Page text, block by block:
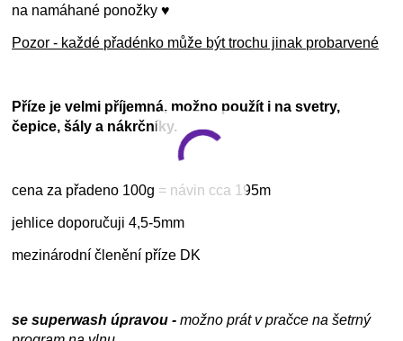
na namáhané ponožky ♥
Pozor - každé přadénko může být trochu jinak probarvené
Příze je velmi příjemná, možno použít i na svetry,
čepice, šály a nákrčníky.
cena za přadeno 100g = návin cca 195m
jehlice doporučuji 4,5-5mm
mezinárodní členění příze DK
se superwash úpravou - možno prát v pračce na šetrný